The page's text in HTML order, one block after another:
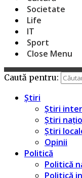
Societate
Life
IT
Sport
Close Menu
Caută pentru:
Știri
Știri
Știri
Știri
Opinii
Politică
Politică
Politică